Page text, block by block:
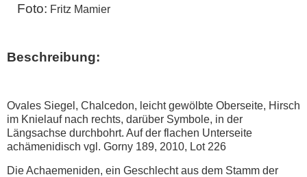
Foto: Fritz Mamier
Beschreibung:
Ovales Siegel, Chalcedon, leicht gewölbte Oberseite, Hirsch
im Knielauf nach rechts, darüber Symbole, in der
Längsachse durchbohrt. Auf der flachen Unterseite
achämenidisch vgl. Gorny 189, 2010, Lot 226
Die Achaemeniden, ein Geschlecht aus dem Stamm der